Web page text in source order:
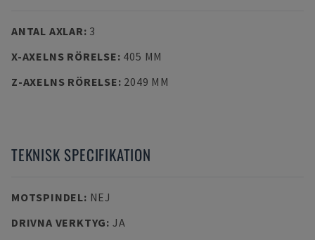
ANTAL AXLAR: 3
X-AXELNS RÖRELSE: 405 MM
Z-AXELNS RÖRELSE: 2049 MM
TEKNISK SPECIFIKATION
MOTSPINDEL: NEJ
DRIVNA VERKTYG: JA